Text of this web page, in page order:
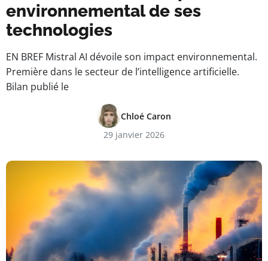
environnemental de ses
technologies
EN BREF Mistral AI dévoile son impact environnemental.
Première dans le secteur de l’intelligence artificielle.
Bilan publié le
Chloé Caron
29 janvier 2026